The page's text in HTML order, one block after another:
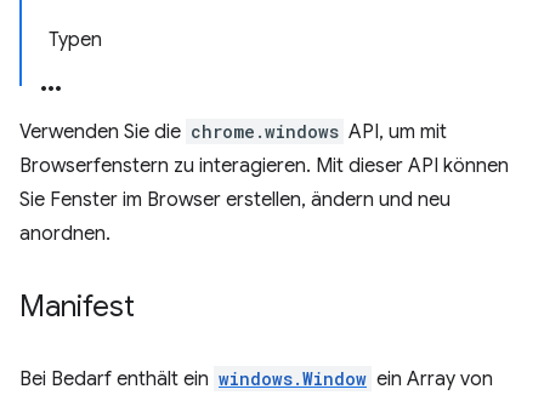
Typen
Verwenden Sie die chrome.windows API, um mit
Browserfenstern zu interagieren. Mit dieser API können
Sie Fenster im Browser erstellen, ändern und neu
anordnen.
Manifest
Bei Bedarf enthält ein windows.Window ein Array von